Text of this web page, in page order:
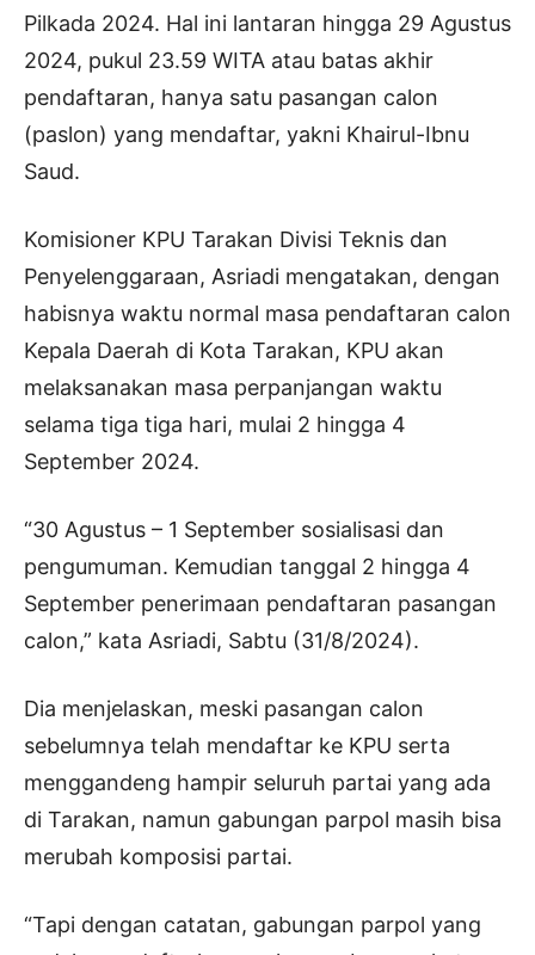
Pilkada 2024. Hal ini lantaran hingga 29 Agustus
2024, pukul 23.59 WITA atau batas akhir
pendaftaran, hanya satu pasangan calon
(paslon) yang mendaftar, yakni Khairul-Ibnu
Saud.
Komisioner KPU Tarakan Divisi Teknis dan
Penyelenggaraan, Asriadi mengatakan, dengan
habisnya waktu normal masa pendaftaran calon
Kepala Daerah di Kota Tarakan, KPU akan
melaksanakan masa perpanjangan waktu
selama tiga tiga hari, mulai 2 hingga 4
September 2024.
“30 Agustus – 1 September sosialisasi dan
pengumuman. Kemudian tanggal 2 hingga 4
September penerimaan pendaftaran pasangan
calon,” kata Asriadi, Sabtu (31/8/2024).
Dia menjelaskan, meski pasangan calon
sebelumnya telah mendaftar ke KPU serta
menggandeng hampir seluruh partai yang ada
di Tarakan, namun gabungan parpol masih bisa
merubah komposisi partai.
“Tapi dengan catatan, gabungan parpol yang